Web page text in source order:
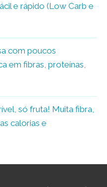
e rápido (Low Carb e
com poucos
em fibras, proteínas,
só fruta! Muita fibra,
calorias e